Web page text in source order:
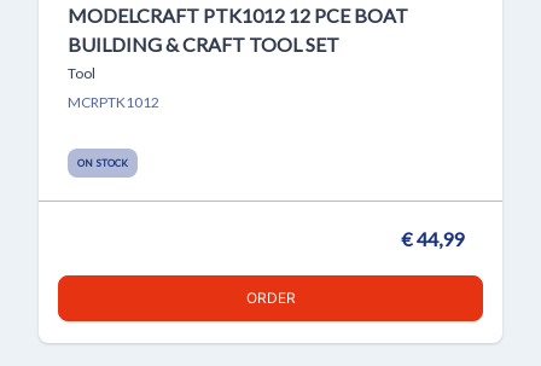
MODELCRAFT PTK1012 12 PCE BOAT
BUILDING & CRAFT TOOL SET
Tool
MCRPTK1012
ON STOCK
€ 44,99
ORDER